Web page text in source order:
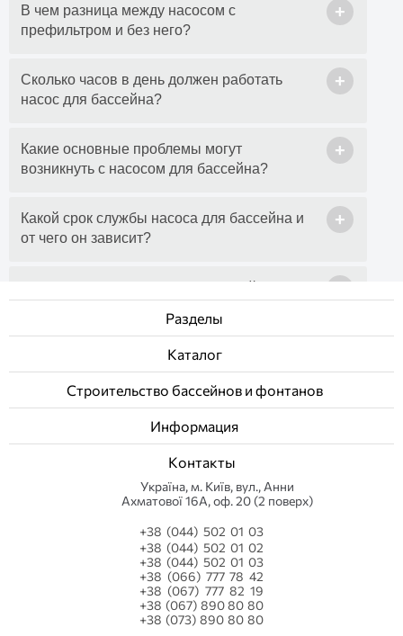
Насосы для общественного бассейна
Насос для гидромассажа
Фильтр насос
Насос с префильтром
+
В чем разница между насосом с
префильтром и без него?
+
Сколько часов в день должен работать
насос для бассейна?
+
Какие основные проблемы могут
возникнуть с насосом для бассейна?
+
Какой срок службы насоса для бассейна и
от чего он зависит?
Как подготовить насос для бассейна к
зимнему периоду?
Разделы
Каталог
Строительство бассейнов и фонтанов
Информация
Контакты
Українa, м. Київ, вул., Анни
Ахматової 16А, оф. 20 (2 поверх)
+38 (044) 502 01 03
+38 (044) 502 01 02
+38 (044) 502 01 03
+38 (066) 777 78 42
+38 (067) 777 82 19
+38 (067) 890 80 80
+38 (073) 890 80 80